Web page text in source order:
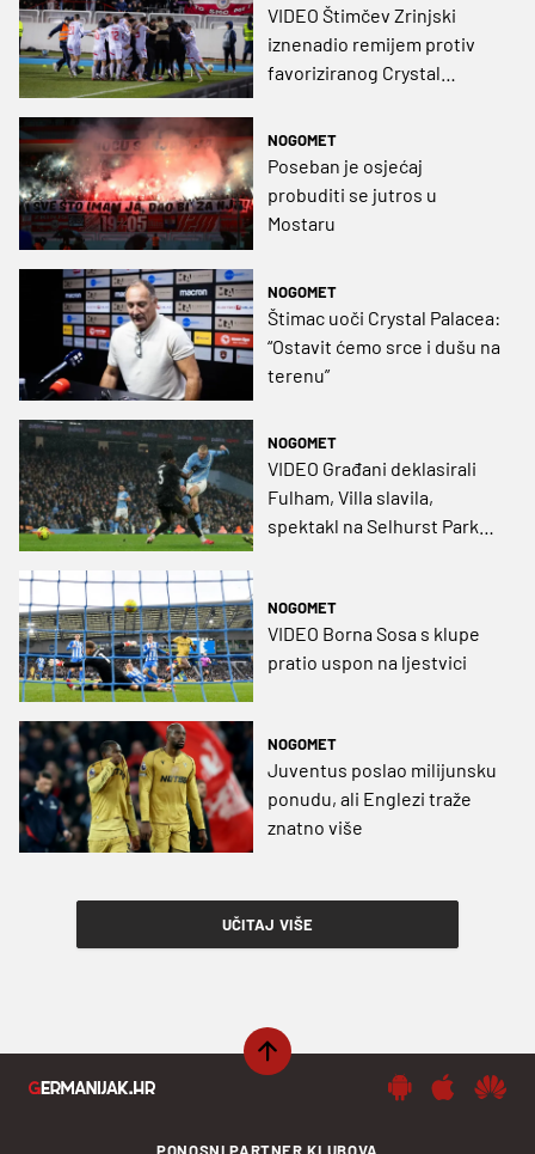
VIDEO Štimčev Zrinjski
iznenadio remijem protiv
favoriziranog Crystal
NOGOMET
Poseban je osjećaj
probuditi se jutros u
Mostaru
NOGOMET
Štimac uoči Crystal Palacea:
“Ostavit ćemo srce i dušu na
terenu”
NOGOMET
VIDEO Građani deklasirali
Fulham, Villa slavila,
spektakl na Selhurst Parku
NOGOMET
VIDEO Borna Sosa s klupe
pratio uspon na ljestvici
NOGOMET
Juventus poslao milijunsku
ponudu, ali Englezi traže
znatno više
UČITAJ VIŠE